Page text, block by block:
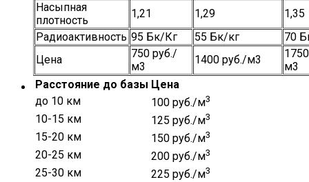
Насыпная
плотность
1,21 1,29
1,35
Радиоактивность 95 Бк/Кг 55 Бк/кг
70
Цена
750 руб./
м3
1400 руб./м3
м3
Расстояние до базы Цена
до 10 км
100 руб./м3
10-15 км 125 руб./м3
15-20 км 150 руб./м3
20-25 км 200 руб./м3
25-30 км 225 руб./м3